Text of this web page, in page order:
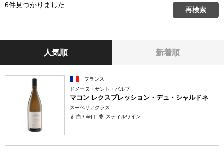
6件見つかりました
再検索
人気順 新着順
フランス
ドメーヌ・サント・バルブ
マコン レクスプレッション・デュ・シャルドネ
スーペリアクラス
白 / 辛口
スティルワイン